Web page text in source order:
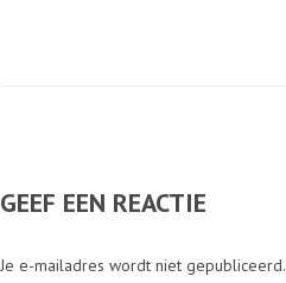
GEEF EEN REACTIE
Je e-mailadres wordt niet gepubliceerd.